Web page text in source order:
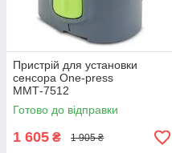
Пристрій для установки
сенсора One-press
ММТ-7512
Готово до відправки
1 605 ₴ 1 905 ₴